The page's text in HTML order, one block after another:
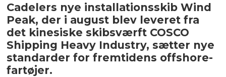
Cadelers nye installationsskib Wind
Peak, der i august blev leveret fra
det kinesiske skibsværft COSCO
Shipping Heavy Industry, sætter nye
standarder for fremtidens offshore-
fartøjer.